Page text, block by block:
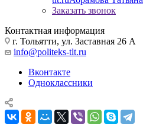
Заказать звонок
Контактная информация
г. Тольятти, ул. Заставная 26 А
info@politeks-tlt.ru
Вконтакте
Одноклассники